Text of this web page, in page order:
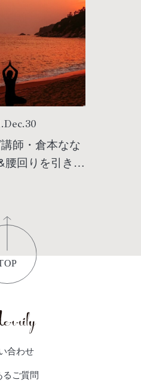
.Dec.30
師・倉本なな
腰回りを引き締
合わせ
るご質問